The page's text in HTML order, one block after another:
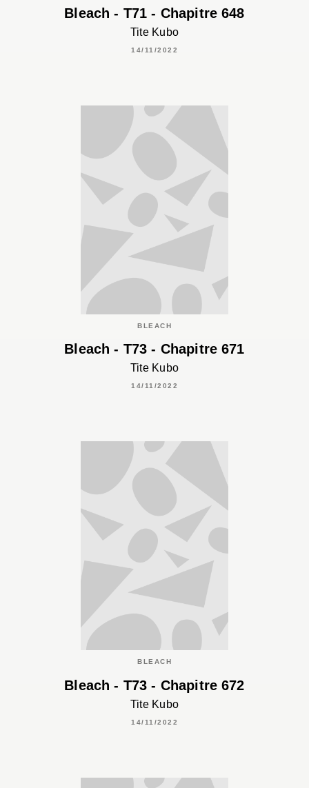
Bleach - T71 - Chapitre 648
Tite Kubo
14/11/2022
BLEACH
Bleach - T73 - Chapitre 671
Tite Kubo
14/11/2022
BLEACH
Bleach - T73 - Chapitre 672
Tite Kubo
14/11/2022